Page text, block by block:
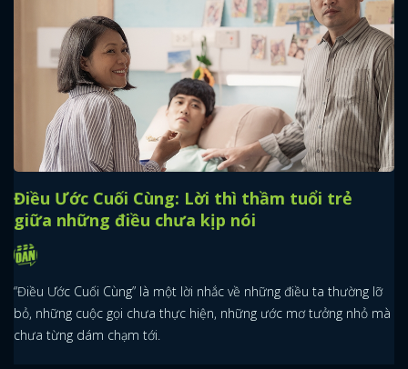
Điều Ước Cuối Cùng: Lời thì thầm tuổi trẻ
giữa những điều chưa kịp nói
“Điều Ước Cuối Cùng” là một lời nhắc về những điều ta thường lỡ
bỏ, những cuộc gọi chưa thực hiện, những ước mơ tưởng nhỏ mà
chưa từng dám chạm tới.